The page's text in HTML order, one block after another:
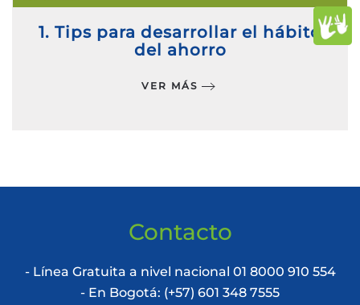
1. Tips para desarrollar el hábito
del ahorro
VER MÁS
Contacto
- Línea Gratuita a nivel nacional 01 8000 910 554
- En Bogotá: (+57) 601 348 7555